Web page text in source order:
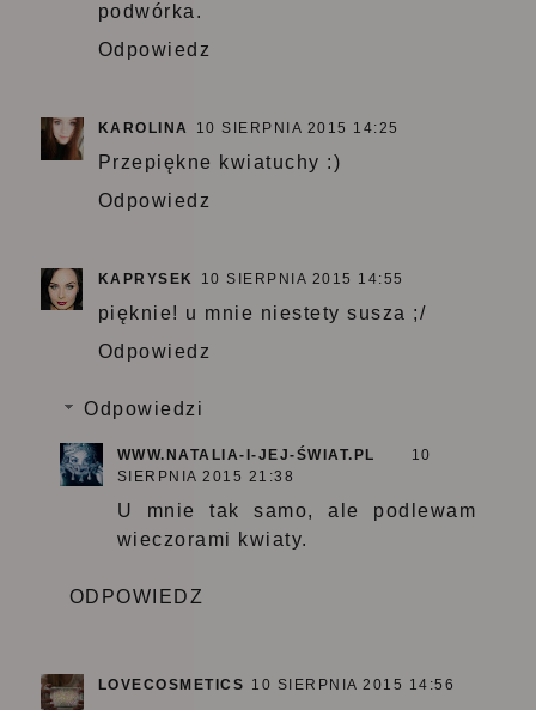
podwórka.
Odpowiedz
KAROLINA 10 SIERPNIA 2015 14:25
Przepiękne kwiatuchy :)
Odpowiedz
KAPRYSEK 10 SIERPNIA 2015 14:55
pięknie! u mnie niestety susza ;/
Odpowiedz
Odpowiedzi
WWW.NATALIA-I-JEJ-ŚWIAT.PL
10
SIERPNIA 2015 21:38
U mnie tak samo, ale podlewam
wieczorami kwiaty.
ODPOWIEDZ
LOVECOSMETICS 10 SIERPNIA 2015 14:56